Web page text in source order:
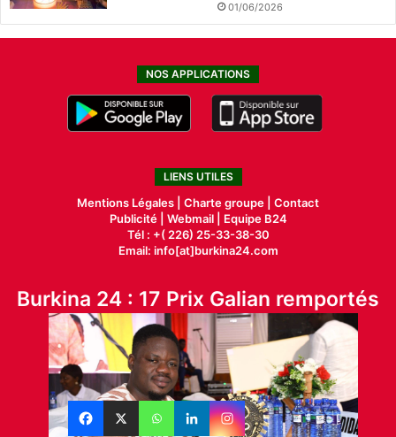
01/06/2026
NOS APPLICATIONS
LIENS UTILES
Mentions Légales | Charte groupe | Contact
Publicité| Webmail |
Equipe B24
Tél : +( 226) 25-33-38-30
Email: info[at]burkina24.com
Burkina 24 : 17 Prix Galian remportés